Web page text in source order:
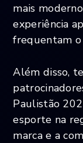
mais
experiência
frequentam
Além disso,
Paulistão
esporte na
marca e a